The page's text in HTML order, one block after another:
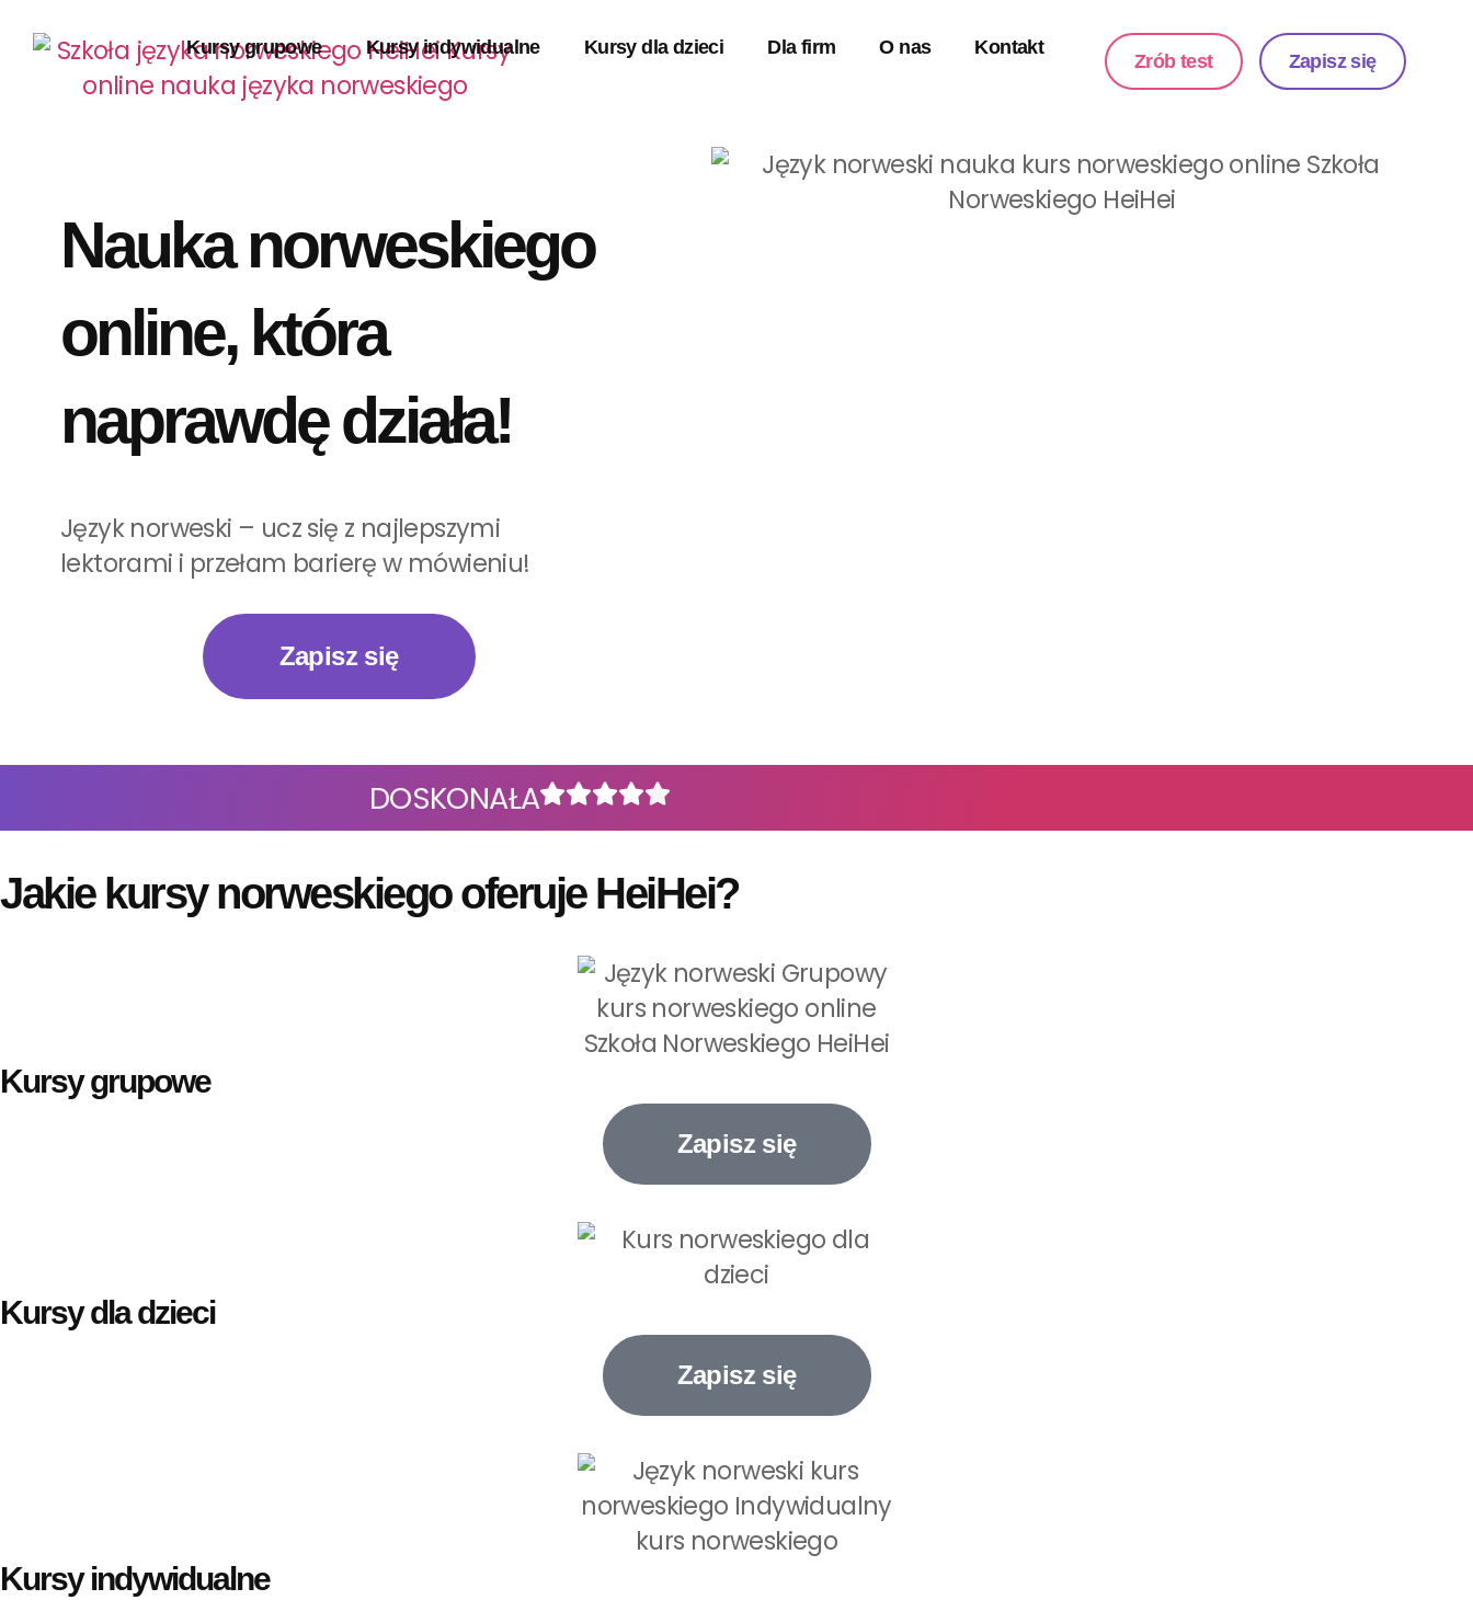
Kursy grupowe Kursy indywidualne Kursy dla dzieci Dla firm O nas Kontakt
Zrób test Zapisz się
Nauka norweskiego
online, która
naprawdę działa!
Język norweski – ucz się z najlepszymi
lektorami i przełam barierę w mówieniu!
Zapisz się
DOSKONAŁA
Jakie kursy norweskiego oferuje HeiHei?
Kursy grupowe
Zapisz się
Kursy dla dzieci
Zapisz się
Kursy indywidualne